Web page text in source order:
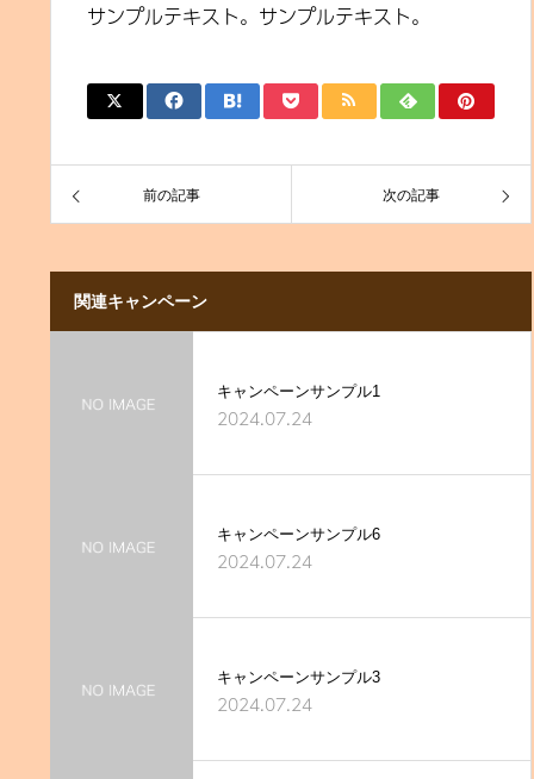
サンプルテキスト。サンプルテキスト。
前の記事 次の記事
関連キャンペーン
キャンペーンサンプル1
2024.07.24
キャンペーンサンプル6
2024.07.24
キャンペーンサンプル3
2024.07.24